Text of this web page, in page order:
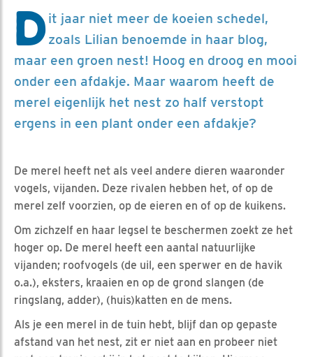
Dit jaar niet meer de koeien schedel,
zoals Lilian benoemde in haar blog,
maar een groen nest! Hoog en droog en mooi
onder een afdakje. Maar waarom heeft de
merel eigenlijk het nest zo half verstopt
ergens in een plant onder een afdakje?
De merel heeft net als veel andere dieren waaronder
vogels, vijanden. Deze rivalen hebben het, of op de
merel zelf voorzien, op de eieren en of op de kuikens.
Om zichzelf en haar legsel te beschermen zoekt ze het
hoger op. De merel heeft een aantal natuurlijke
vijanden; roofvogels (de uil, een sperwer en de havik
o.a.), eksters, kraaien en op de grond slangen (de
ringslang, adder), (huis)katten en de mens.
Als je een merel in de tuin hebt, blijf dan op gepaste
afstand van het nest, zit er niet aan en probeer niet